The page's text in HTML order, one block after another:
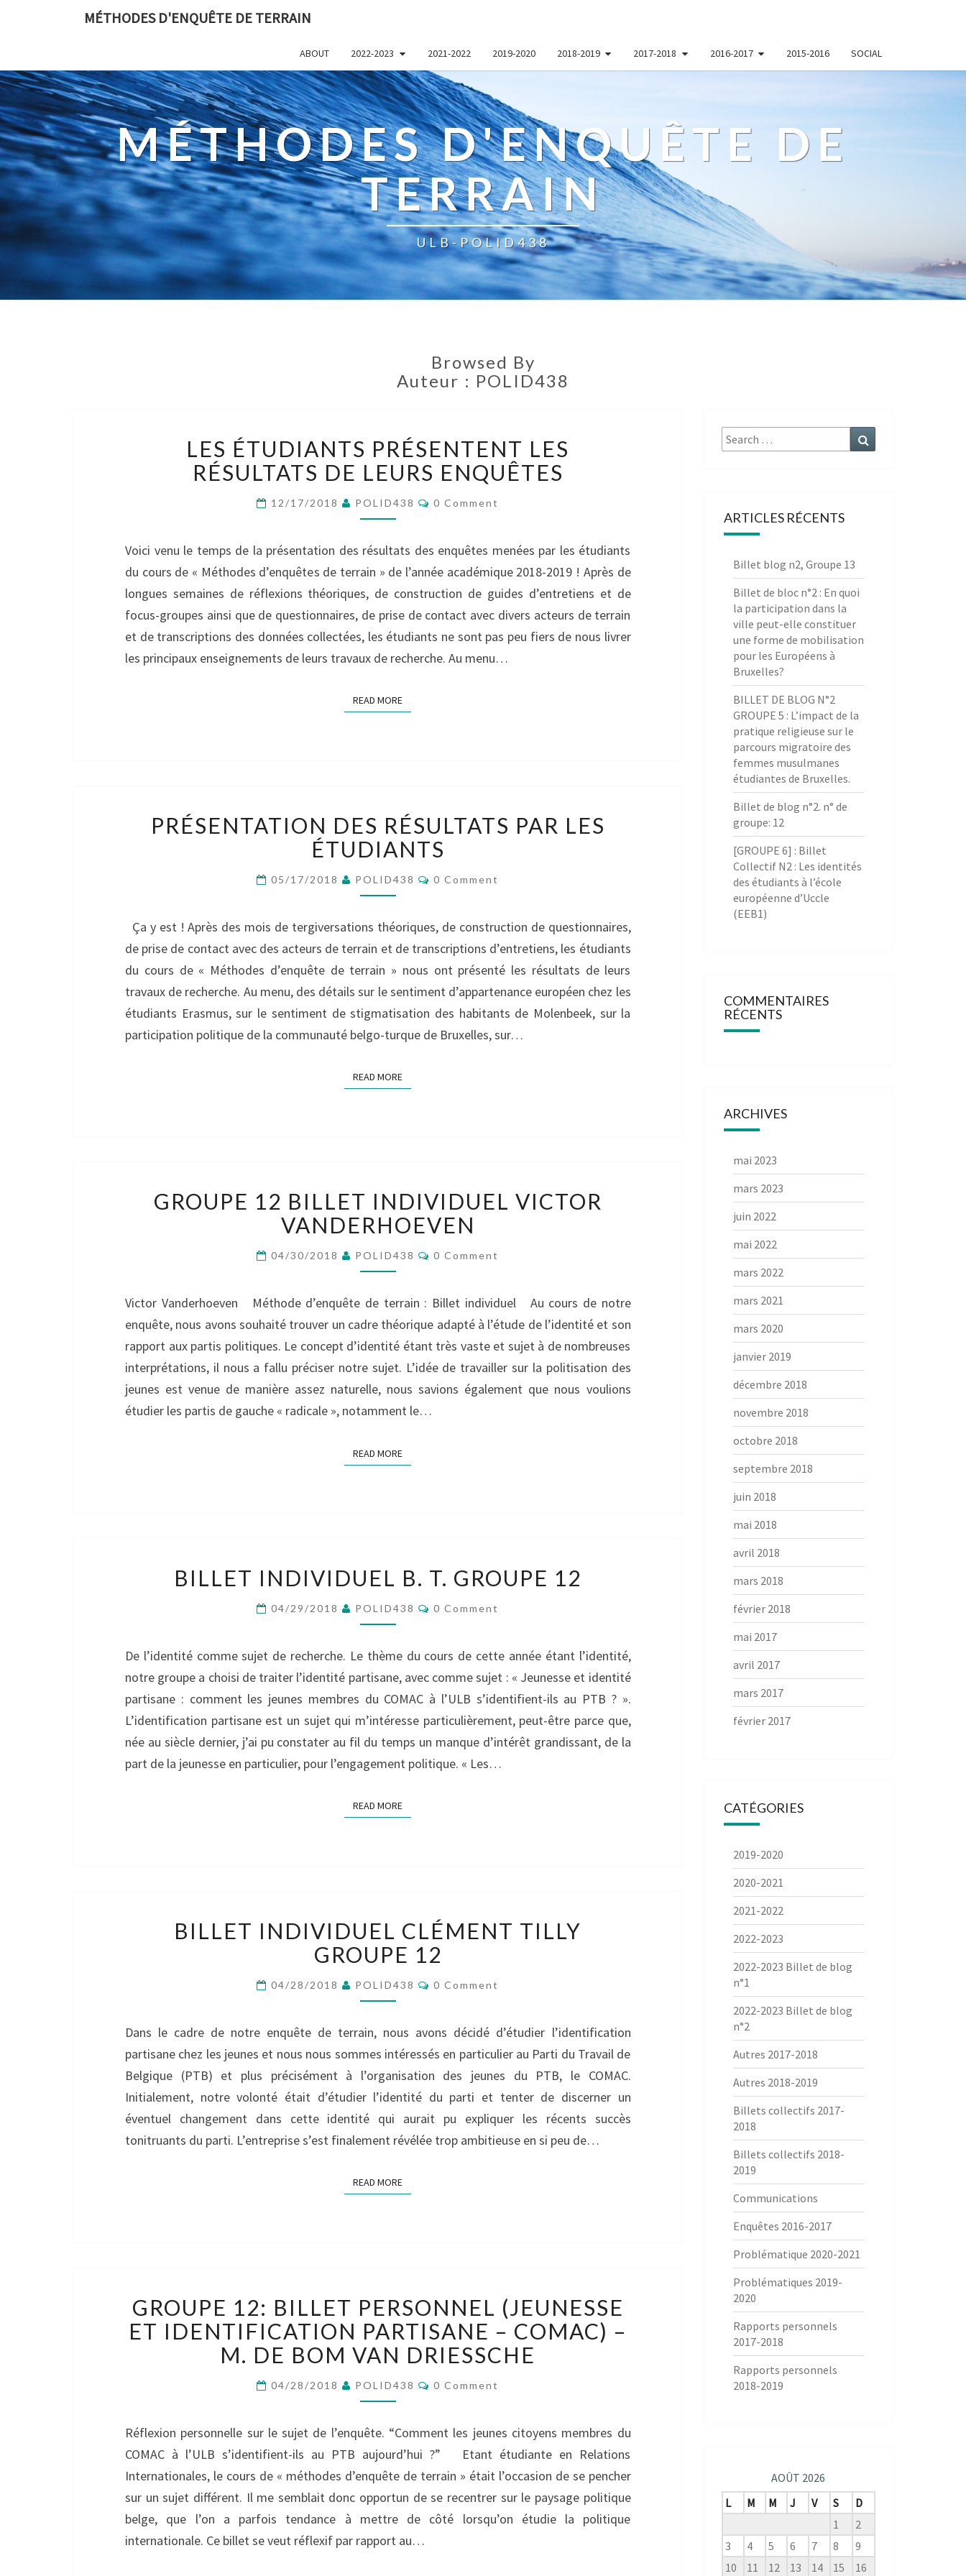
MÉTHODES D'ENQUÊTE DE TERRAIN
ABOUT 2022-2023 2021-2022 2019-2020 2018-2019 2017-2018 2016-2017 2015-2016 SOCIAL
MÉTHODES D'ENQUÊTE DE
TERRAIN
ULB-POLID438
Browsed By
Auteur : POLID438
ÉTUDIANTS
PRÉSENTENT
LES
RÉSULTATS
DE
ENQUÊTES
LES ÉTUDIANTS PRÉSENTENT LES
RÉSULTATS DE LEURS ENQUÊTES
12/17/2018 POLID438 Comments
0 Comment
Voici venu le temps de la présentation des résultats des enquêtes menées par les étudiants
du cours de « Méthodes d’enquêtes de terrain » de l’année académique 2018-2019 ! Après de
longues semaines de réflexions théoriques, de construction de guides d’entretiens et de
focus-groupes ainsi que de questionnaires, de prise de contact avec divers acteurs de terrain
et de transcriptions des données collectées, les étudiants ne sont pas peu fiers de nous livrer
les principaux enseignements de leurs travaux de recherche. Au menu…
READ MOREREAD MORE
DES
RÉSULTATS
PAR
LES
ÉTUDIANTS
PRÉSENTATION DES RÉSULTATS PAR LES
ÉTUDIANTS
05/17/2018 POLID438 Comments
0 Comment
Ça y est ! Après des mois de tergiversations théoriques, de construction de questionnaires,
de prise de contact avec des acteurs de terrain et de transcriptions d’entretiens, les étudiants
du cours de « Méthodes d’enquête de terrain » nous ont présenté les résultats de leurs
travaux de recherche. Au menu, des détails sur le sentiment d’appartenance européen chez les
étudiants Erasmus, sur le sentiment de stigmatisation des habitants de Molenbeek, sur la
participation politique de la communauté belgo-turque de Bruxelles, sur…
READ MOREREAD MORE
12
BILLET
INDIVIDUEL
VICTOR
VANDERHOEVEN
GROUPE 12 BILLET INDIVIDUEL VICTOR
VANDERHOEVEN
04/30/2018 POLID438 Comments
0 Comment
Victor Vanderhoeven Méthode d’enquête de terrain : Billet individuel Au cours de notre
enquête, nous avons souhaité trouver un cadre théorique adapté à l’étude de l’identité et son
rapport aux partis politiques. Le concept d’identité étant très vaste et sujet à de nombreuses
interprétations, il nous a fallu préciser notre sujet. L’idée de travailler sur la politisation des
jeunes est venue de manière assez naturelle, nous savions également que nous voulions
étudier les partis de gauche « radicale », notamment le…
READ MOREREAD MORE
INDIVIDUEL
T.
12
BILLET INDIVIDUEL B. T. GROUPE 12
04/29/2018 POLID438 Comments
0 Comment
De l’identité comme sujet de recherche. Le thème du cours de cette année étant l’identité,
notre groupe a choisi de traiter l’identité partisane, avec comme sujet : « Jeunesse et identité
partisane : comment les jeunes membres du COMAC à l’ULB s’identifient-ils au PTB ? ».
L’identification partisane est un sujet qui m’intéresse particulièrement, peut-être parce que,
née au siècle dernier, j’ai pu constater au fil du temps un manque d’intérêt grandissant, de la
part de la jeunesse en particulier, pour l’engagement politique. « Les…
READ MOREREAD MORE
INDIVIDUEL
CLÉMENT
TILLY
GROUPE
12
BILLET INDIVIDUEL CLÉMENT TILLY
GROUPE 12
04/28/2018 POLID438 Comments
0 Comment
Dans le cadre de notre enquête de terrain, nous avons décidé d’étudier l’identification
partisane chez les jeunes et nous nous sommes intéressés en particulier au Parti du Travail de
Belgique (PTB) et plus précisément à l’organisation des jeunes du PTB, le COMAC.
Initialement, notre volonté était d’étudier l’identité du parti et tenter de discerner un
éventuel changement dans cette identité qui aurait pu expliquer les récents succès
tonitruants du parti. L’entreprise s’est finalement révélée trop ambitieuse en si peu de…
READ MOREREAD MORE
12:
BILLET
PERSONNEL
(JEUNESSE
ET
IDENTIFICATION
–
COMAC)
–
DE
BOM
VAN
GROUPE 12: BILLET PERSONNEL (JEUNESSE
ET IDENTIFICATION PARTISANE – COMAC) –
M. DE BOM VAN DRIESSCHE
04/28/2018 POLID438 Comments
0 Comment
Réflexion personnelle sur le sujet de l’enquête. “Comment les jeunes citoyens membres du
COMAC à l’ULB s’identifient-ils au PTB aujourd’hui ?” Etant étudiante en Relations
Internationales, le cours de « méthodes d’enquête de terrain » était l’occasion de se pencher
sur un sujet différent. Il me semblait donc opportun de se recentrer sur le paysage politique
belge, que l’on a parfois tendance à mettre de côté lorsqu’on étudie la politique
internationale. Ce billet se veut réflexif par rapport au…
Search
for:
ARTICLES RÉCENTS
Billet blog n2, Groupe 13
Billet de bloc n°2 : En quoi
la participation dans la
ville peut-elle constituer
une forme de mobilisation
pour les Européens à
Bruxelles?
BILLET DE BLOG N°2
GROUPE 5 : L’impact de la
pratique religieuse sur le
parcours migratoire des
femmes musulmanes
étudiantes de Bruxelles.
Billet de blog n°2. n° de
groupe: 12
[GROUPE 6] : Billet
Collectif N2 : Les identités
des étudiants à l’école
européenne d’Uccle
(EEB1)
COMMENTAIRES
RÉCENTS
ARCHIVES
mai 2023
mars 2023
juin 2022
mai 2022
mars 2022
mars 2021
mars 2020
janvier 2019
décembre 2018
novembre 2018
octobre 2018
septembre 2018
juin 2018
mai 2018
avril 2018
mars 2018
février 2018
mai 2017
avril 2017
mars 2017
février 2017
CATÉGORIES
2019-2020
2020-2021
2021-2022
2022-2023
2022-2023 Billet de blog
n°1
2022-2023 Billet de blog
n°2
Autres 2017-2018
Autres 2018-2019
Billets collectifs 2017-
2018
Billets collectifs 2018-
2019
Communications
Enquêtes 2016-2017
Problématique 2020-2021
Problématiques 2019-
2020
Rapports personnels
2017-2018
Rapports personnels
2018-2019
AOÛT 2026
L
M M J V S
D
1
2
3
4 5 6 7 8
9
10
11 12 13 14 15 16